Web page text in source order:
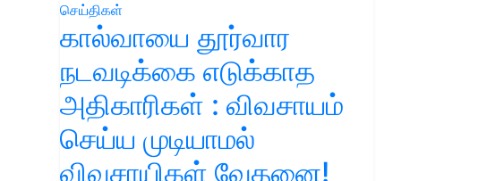
செய்திகள்
கால்வாயை தூர்வார
நடவடிக்கை எடுக்காத
அதிகாரிகள் : விவசாயம்
செய்ய முடியாமல்
விவசாயிகள் வேதனை!